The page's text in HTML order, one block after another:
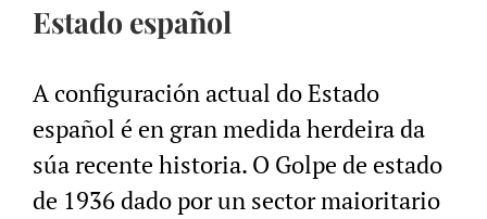
Estado español
A configuración actual do Estado
español é en gran medida herdeira da
súa recente historia. O Golpe de estado
de 1936 dado por un sector maioritario